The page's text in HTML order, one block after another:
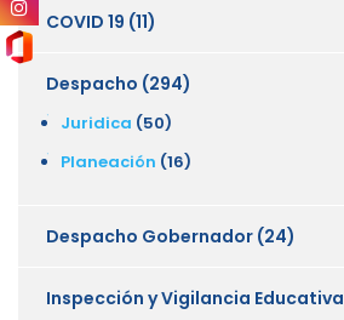
COVID 19 (11)
Despacho (294)
Juridica (50)
Planeación (16)
Despacho Gobernador (24)
Inspección y Vigilancia Educativa